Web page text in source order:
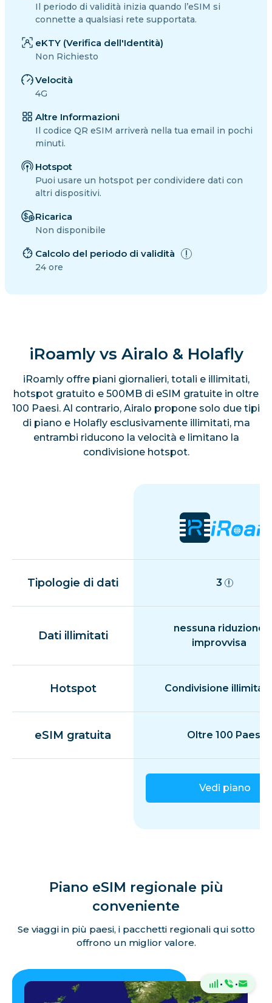
Il periodo di validità inizia quando l’eSIM si
connette a qualsiasi rete supportata.
eKTY (Verifica dell'Identità)
Non Richiesto
Velocità
4G
Altre Informazioni
Il codice QR eSIM arriverà nella tua email in pochi
minuti.
Hotspot
Puoi usare un hotspot per condividere dati con
altri dispositivi.
Ricarica
Non disponibile
Calcolo del periodo di validità
24 ore
iRoamly vs Airalo & Holafly
iRoamly offre piani giornalieri, totali e illimitati,
hotspot gratuito e 500MB di eSIM gratuite in oltre
100 Paesi. Al contrario, Airalo propone solo due tipi
di piano e Holafly esclusivamente illimitati, ma
entrambi riducono la velocità e limitano la
condivisione hotspot.
Tipologie di dati 3
Dati illimitati
nessuna riduzione
improvvisa
Hotspot Condivisione
eSIM gratuita Oltre 100 Paesi
Vedi piano
Piano eSIM regionale più
conveniente
Se viaggi in più paesi, i pacchetti regionali qui sotto
offrono un miglior valore.
· ·